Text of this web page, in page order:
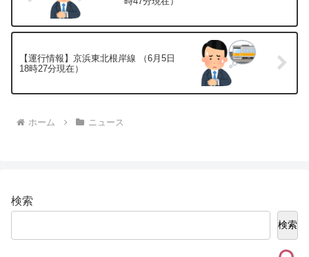
【運行情報】京浜東北根岸線 （6月5日
18時27分現在）
ホーム ニュース
検索
検索